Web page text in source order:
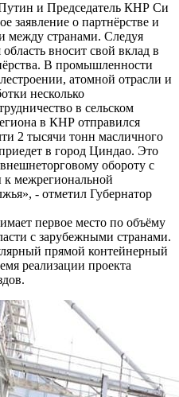
и Председатель КНР Си
заявление о партнёрстве и
между странами. Следуя
вносит свой вклад в
В промышленности
атомной отрасли и
несколько
в сельском
в КНР отправился
2 тысячи тонн масличного
в город Циндао. Это
обороту с
межрегиональной
- отметил Губернатор
первое место по объёму
с зарубежными странами.
прямой контейнерный
реализации проекта